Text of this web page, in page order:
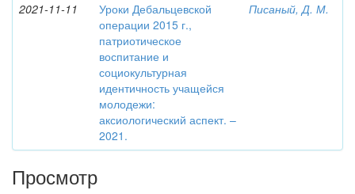
2021-11-11
Уроки Дебальцевской
операции 2015 г.,
патриотическое
воспитание и
социокультурная
идентичность учащейся
молодежи:
аксиологический аспект. –
2021.
Писаный, Д. М.
Просмотр